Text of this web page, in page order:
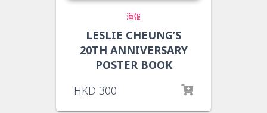
海報
LESLIE CHEUNG’S
20TH ANNIVERSARY
POSTER BOOK
HKD 300